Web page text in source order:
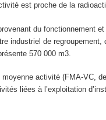
est proche de la
du fonctionnement
industriel de regroupement,
570 000 m3
activité (FMA-VC,
liées à l’exploitation